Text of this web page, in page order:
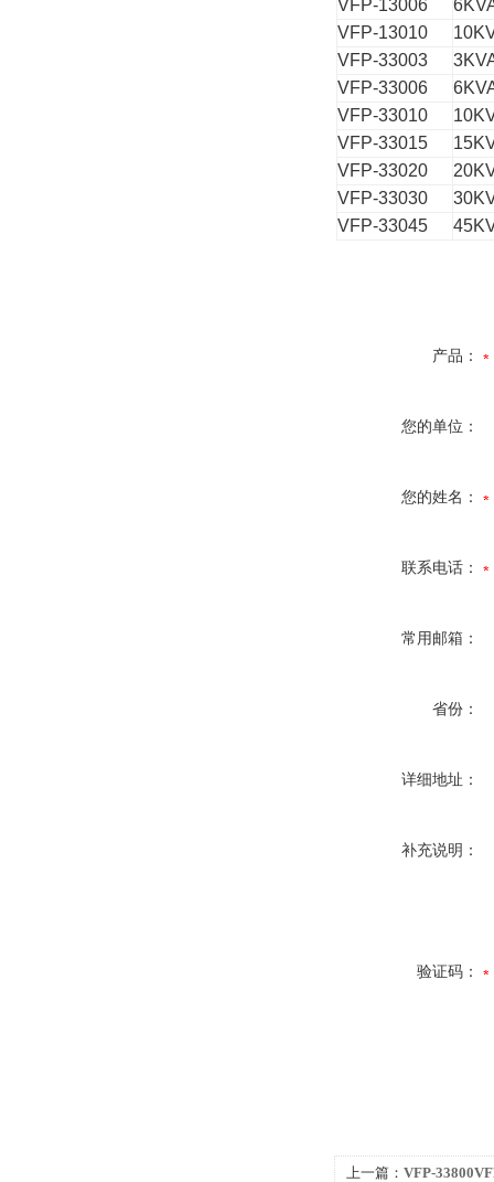
VFP-13006
VFP-13010
VFP-33003
VFP-33006
VFP-33010
VFP-33015
VFP-33020
VFP-33030
VFP-33045
产品：
您的单位：
您的姓名：
联系电话：
常用邮箱：
省份：
详细地址：
补充说明：
验证码：
上一篇： VFP-